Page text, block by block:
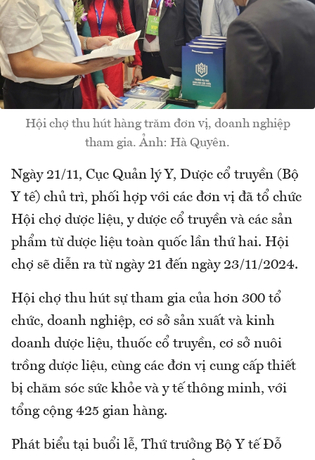
Hội chợ thu hút hàng trăm đơn vị, doanh nghiệp
tham gia. Ảnh: Hà Quyên.
Ngày 21/11, Cục Quản lý Y, Dược cổ truyền (Bộ
Y tế) chủ trì, phối hợp với các đơn vị đã tổ chức
Hội chợ dược liệu, y dược cổ truyền và các sản
phẩm từ dược liệu toàn quốc lần thứ hai. Hội
chợ sẽ diễn ra từ ngày 21 đến ngày 23/11/2024.
Hội chợ thu hút sự tham gia của hơn 300 tổ
chức, doanh nghiệp, cơ sở sản xuất và kinh
doanh dược liệu, thuốc cổ truyền, cơ sở nuôi
trồng dược liệu, cùng các đơn vị cung cấp thiết
bị chăm sóc sức khỏe và y tế thông minh, với
tổng cộng 425 gian hàng.
Phát biểu tại buổi lễ, Thứ trưởng Bộ Y tế Đỗ